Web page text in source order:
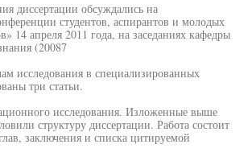
диссертации обсуждались на
студентов, аспирантов и молодых
14 апреля 2011 года, на заседаниях кафедры
(20087
исследования в специализированных
три статьи.
исследования. Изложенные выше
структуру диссертации. Работа состоит
заключения и списка цитируемой